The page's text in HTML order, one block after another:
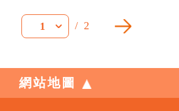
1 / 2
網站地圖